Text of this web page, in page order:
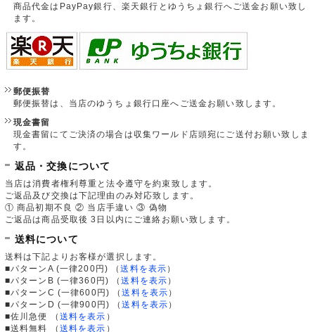
商品代金はPayPay銀行、楽天銀行とゆうちょ銀行へご送金お願い致し
ます。
郵便振替
郵便振替は、当店のゆうちょ銀行口座へご送金お願い致します。
現金書留
現金書留にてご決済の場合は収集ワールド店頭宛にご送付お願い致しま
す。
返品・交換について
当店は消費者権利尊重と法令遵守を約束致します。
ご返品及び交換は下記理由のみ対応致します。
① 商品初期不良 ② 当店手違い ③ 偽物
ご返品は商品受取後 3日以内にご連絡お願い致します。
送料について
送料は下記よりお客様が選択します。
■パターンA (一律200円)
（送料を表示 ）
■パターンB (一律360円)
（送料を表示 ）
■パターンC (一律600円)
（送料を表示 ）
■パターンD (一律900円)
（送料を表示 ）
■佐川急便
（ 送料を表示 ）
■送料無料
（ 送料を表示 ）